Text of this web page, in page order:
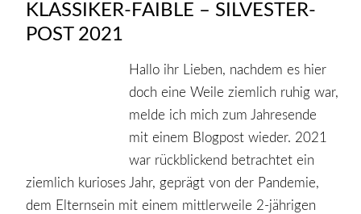
KLASSIKER-FAIBLE – SILVESTER-
POST 2021
Hallo ihr Lieben, nachdem es hier
doch eine Weile ziemlich ruhig war,
melde ich mich zum Jahresende
mit einem Blogpost wieder. 2021
war rückblickend betrachtet ein
ziemlich kurioses Jahr, geprägt von der Pandemie,
dem Elternsein mit einem mittlerweile 2-jährigen